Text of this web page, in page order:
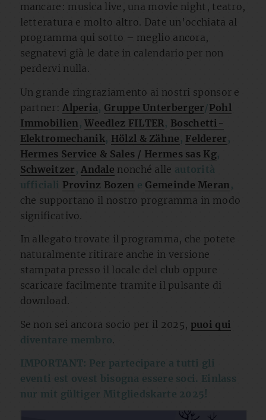
mancare: musica live, una movie night, teatro,
letteratura e molto altro. Date un’occhiata al
programma qui sotto – meglio ancora,
segnatevi già le date in calendario per non
perdervi nulla.
Un grande ringraziamento ai nostri sponsor e
partner: Alperia, Gruppe Unterberger/Pohl
Immobilien ,Weedlez FILTER, Boschetti-
Elektromechanik, Hölzl & Zähne , Felderer ,
Hermes Service & Sales / Hermes sas Kg,
Schweitzer , Andale nonché alle autorità
ufficiali Provinz Bozen e Gemeinde Meran ,
che supportano il nostro programma in modo
significativo.
In allegato trovate il programma, che potete
naturalmente ritirare anche in versione
stampata presso il locale del club oppure
scaricare facilmente tramite il pulsante di
download.
Se non sei ancora socio per il 2025, puoi qui
diventare membro.
IMPORTANT: Per partecipare a tutti gli
eventi est ovest bisogna essere soci. Einlass
nur mit gültiger Mitgliedskarte 2025!